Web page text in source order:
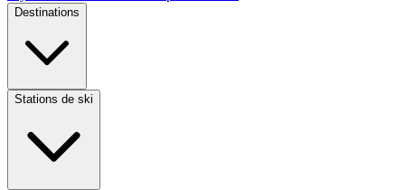
Destinations
Stations de ski